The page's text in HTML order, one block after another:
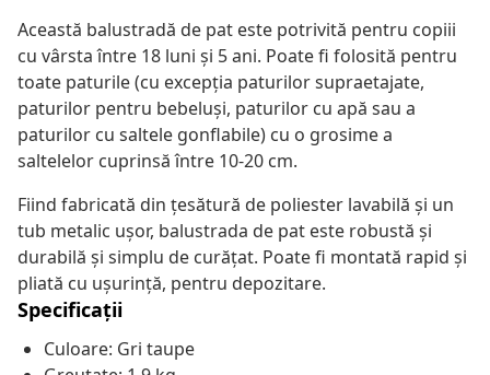
Această balustradă de pat este potrivită pentru copiii
cu vârsta între 18 luni și 5 ani. Poate fi folosită pentru
toate paturile (cu excepția paturilor supraetajate,
paturilor pentru bebeluși, paturilor cu apă sau a
paturilor cu saltele gonflabile) cu o grosime a
saltelelor cuprinsă între 10-20 cm.
Fiind fabricată din țesătură de poliester lavabilă și un
tub metalic ușor, balustrada de pat este robustă și
durabilă și simplu de curățat. Poate fi montată rapid și
pliată cu ușurință, pentru depozitare.
Specificații
Culoare: Gri taupe